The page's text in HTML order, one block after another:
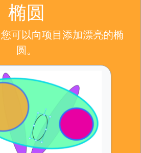
椭圆
可以向项目添加漂亮的椭
圆。